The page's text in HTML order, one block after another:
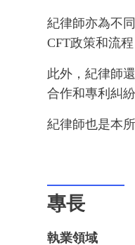
紀律師亦為不
CFT政策和流
此外，紀律師
合作和專利糾紛
紀律師也是本
專長
執業領域